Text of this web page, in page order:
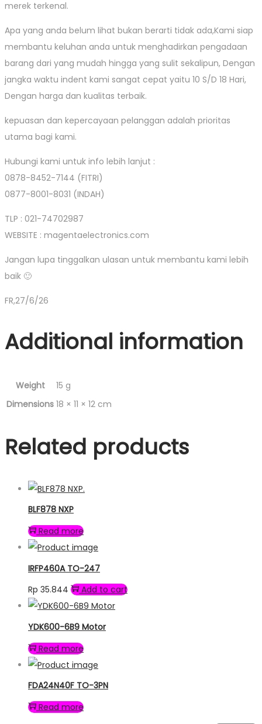
merek terkenal.
Apa yang anda belum lihat bukan berarti tidak ada,Kami siap
membantu keluhan anda untuk menghadirkan pengadaan
barang dari yang mudah hingga yang sulit sekalipun, Dengan
jangka waktu indent kami sangat cepat yaitu 10 S/D 18 Hari,
Dengan harga dan kualitas terbaik.
kepuasan dan kepercayaan pelanggan adalah prioritas
utama bagi kami.
Hubungi kami untuk info lebih lanjut :
0878-8452-7144 (FITRI)
0877-8001-8031 (INDAH)
TLP : 021-74702987
WEBSITE : magentaelectronics.com
Jangan lupa tinggalkan ulasan untuk membantu kami lebih
baik 🙂
FR,27/6/26
Additional information
Weight
15 g
Dimensions 18 × 11 × 12 cm
Related products
BLF878 NXP
Read more
IRFP460A TO-247
Rp 35.844 Add to cart
YDK600-6B9 Motor
Read more
FDA24N40F TO-3PN
Read more